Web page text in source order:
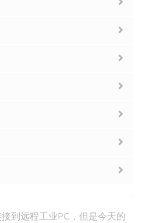
到远程工业PC，但是今天的